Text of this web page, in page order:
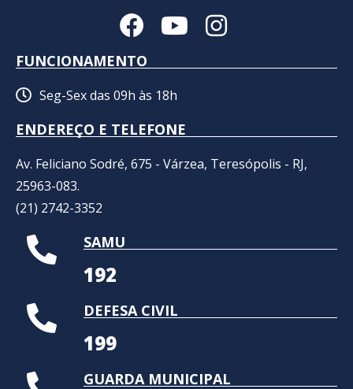
FUNCIONAMENTO
Seg-Sex das 09h às 18h
ENDEREÇO E TELEFONE
Av. Feliciano Sodré, 675 - Várzea, Teresópolis - RJ,
25963-083.
(21) 2742-3352​
SAMU
192
DEFESA CIVIL
199
GUARDA MUNICIPAL